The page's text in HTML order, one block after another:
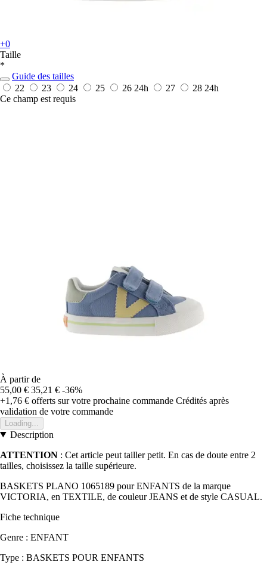
+0
Taille
*
Guide des tailles
22
23 24 25 26 24h 27 28 24h
Ce champ est requis
À partir de
55,00 € 35,21 € -36%
+1,76 € offerts sur votre prochaine commande Crédités après
validation de votre commande
Loading...
Description
ATTENTION : Cet article peut tailler petit. En cas de doute entre 2
tailles, choisissez la taille supérieure.
BASKETS PLANO 1065189 pour ENFANTS de la marque
VICTORIA, en TEXTILE, de couleur JEANS et de style CASUAL.
Fiche technique
Genre : ENFANT
Type : BASKETS POUR ENFANTS